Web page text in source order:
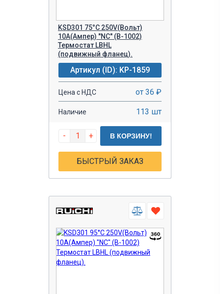
KSD301 75°C 250V(Вольт)
10A(Ампер) "NC" (В-1002)
Термостат LBHL
(подвижный фланец).
Артикул (ID): KP-1859
Цена с НДС от 36 ₽
Наличие 113 шт
- + В КОРЗИНУ!
БЫСТРЫЙ ЗАКАЗ